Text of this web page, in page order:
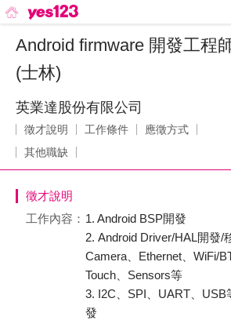
Android firmware 開發工程
(士林)
英業達股份有限公司
徵才說明 工作條件
應徵方式
其他職缺
徵才說明
工作內容： 1. Android BSP開發
2. Android Driver/HAL開發/
Camera、Ethernet、WiFi/
Touch、Sensors等
3. I2C、SPI、UART、USB
發